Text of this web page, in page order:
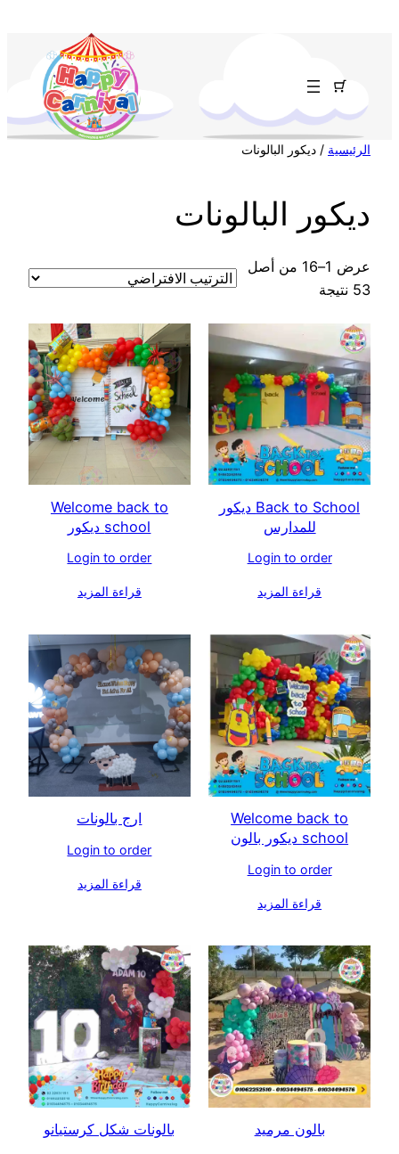
الرئيسية / ديكور البالونات
ديكور البالونات
عرض 1–16 من أصل
53 نتيجة
Back to School ديكور
للمدارس
Login to order
قراءة المزيد
Welcome back to
school ديكور
Login to order
قراءة المزيد
Welcome back to
school ديكور بالون
Login to order
قراءة المزيد
ارج بالونات
Login to order
قراءة المزيد
بالون مرميد بالونات شكل كرستيانو